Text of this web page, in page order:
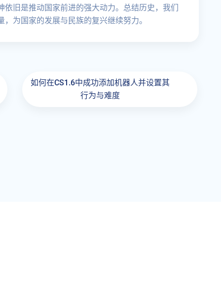
旧是推动国家前进的强大动力。总结历史，我们
为国家的发展与民族的复兴继续努力。
如何在CS1.6中成功添加机器人并设置其
行为与难度